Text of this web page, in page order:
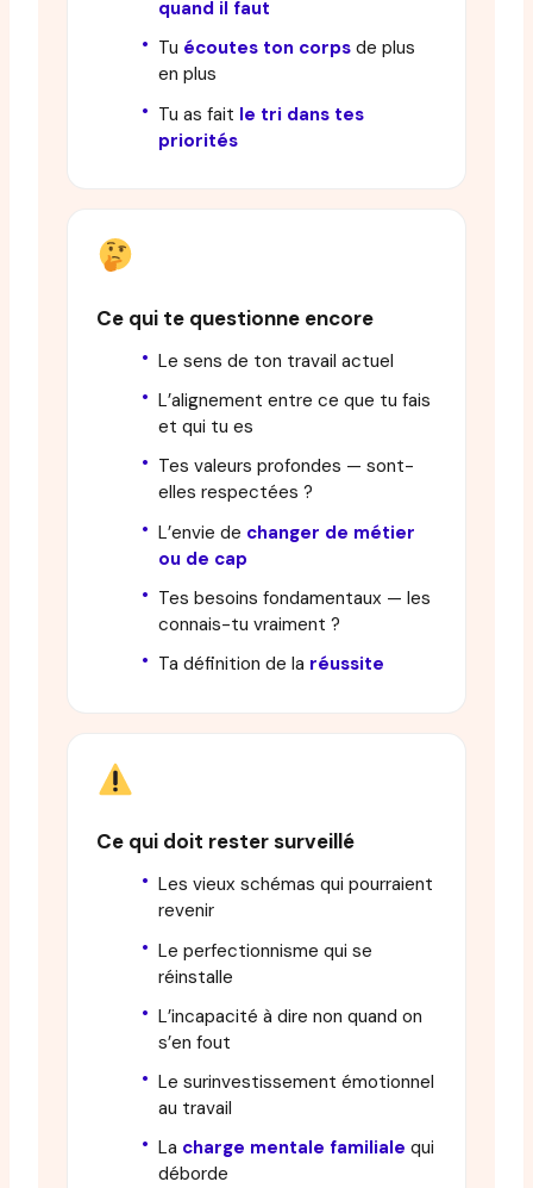
quand il faut
Tu écoutes ton corps de plus
en plus
Tu as fait le tri dans tes
priorités
Ce qui te questionne encore
Le sens de ton travail actuel
L’alignement entre ce que tu fais
et qui tu es
Tes valeurs profondes — sont-
elles respectées ?
L’envie de changer de métier
ou de cap
Tes besoins fondamentaux — les
connais-tu vraiment ?
Ta définition de la réussite
Ce qui doit rester surveillé
Les vieux schémas qui pourraient
revenir
Le perfectionnisme qui se
réinstalle
L’incapacité à dire non quand on
s’en fout
Le surinvestissement émotionnel
au travail
La charge mentale familiale qui
déborde